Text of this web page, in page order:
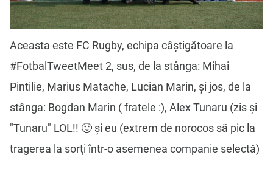
Aceasta este FC Rugby, echipa câștigătoare la
#FotbalTweetMeet 2, sus, de la stânga: Mihai
Pintilie, Marius Matache, Lucian Marin, și jos, de la
stânga: Bogdan Marin ( fratele :), Alex Tunaru (zis și
"Tunaru" LOL!! 🙂 şi eu (extrem de norocos să pic la
tragerea la sorţi într-o asemenea companie selectă)